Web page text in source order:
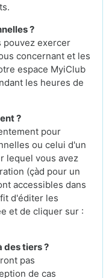
?
pouvez exercer
concernant et les
espace MyiClub
les heures de
?
pour
ou celui d'un
lequel vous avez
(çàd pour un
accessibles dans
d'éditer les
et de cliquer sur :
des tiers ?
pas
de cas